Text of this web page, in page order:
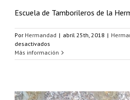
Escuela de Tamborileros de la
Por Hermandad | abril 25th, 2018 |
desactivados
Tarde
de
Más información